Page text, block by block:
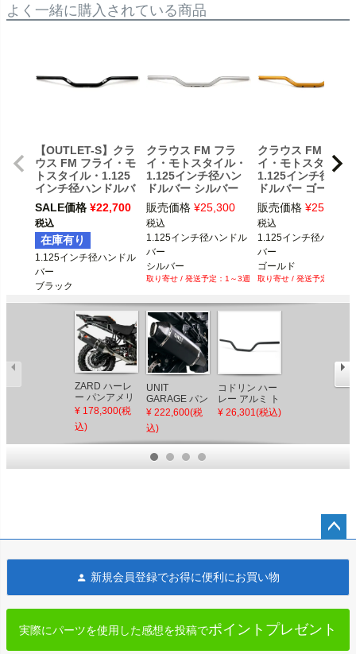
よく一緒に購入されている商品
【OUTLET-S】クラ
ウス FM フライ・モ
トスタイル・1.125
インチ径ハンドルバ
ー ブラック
SALE価格 ¥22,700
税込
在庫有り
1.125インチ径ハンドル
バー
ブラック
クラウス FM フラ
イ・モトスタイル・
1.125インチ径ハン
ドルバー シルバー
販売価格 ¥25,300
税込
1.125インチ径ハンドル
バー
シルバー
電子制御スロットル用
1～3週
クラウス FM フラ
イ・モトスタイル
1.125インチ径ハン
ドルバー ゴールド
販売価格 ¥25,300
税込
1.125インチ径ハンド
バー
ゴールド
電子制御スロットル用
ZARD ハーレ
ー パンアメリ
カ EURO5 ス
リップオンマ
フラー(カーボ
ンヒートシー
¥ 178,300(税
込)
UNIT
GARAGE パン
アメリカ用 チ
タニウムスリ
ップオンマフ
ラー ブラック
Eマーク付
¥ 222,600(税
込)
コドリン ハー
レー アルミ ト
ラッカーハン
スロットル車
¥ 26,301(税込)
ハンドルバー
へ
新規会員登録でお得に便利にお買い物
実際にパーツを使用した感想を投稿でポイントプレゼント